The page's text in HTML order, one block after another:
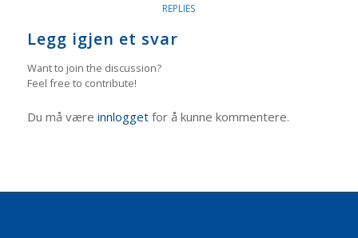
REPLIES
Legg igjen et svar
Want to join the discussion?
Feel free to contribute!
Du må være innloggetfor å kunne kommentere.